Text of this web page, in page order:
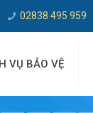
02838 495 959
VỤ BẢO VỆ